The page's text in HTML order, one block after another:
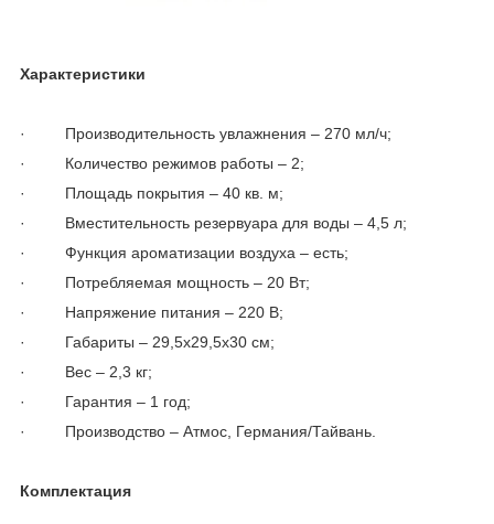
Характеристики
· Производительность увлажнения – 270 мл/ч;
· Количество режимов работы – 2;
· Площадь покрытия – 40 кв. м;
· Вместительность резервуара для воды – 4,5 л;
· Функция ароматизации воздуха – есть;
· Потребляемая мощность – 20 Вт;
· Напряжение питания – 220 В;
· Габариты – 29,5х29,5х30 см;
· Вес – 2,3 кг;
· Гарантия – 1 год;
· Производство – Атмос, Германия/Тайвань.
Комплектация